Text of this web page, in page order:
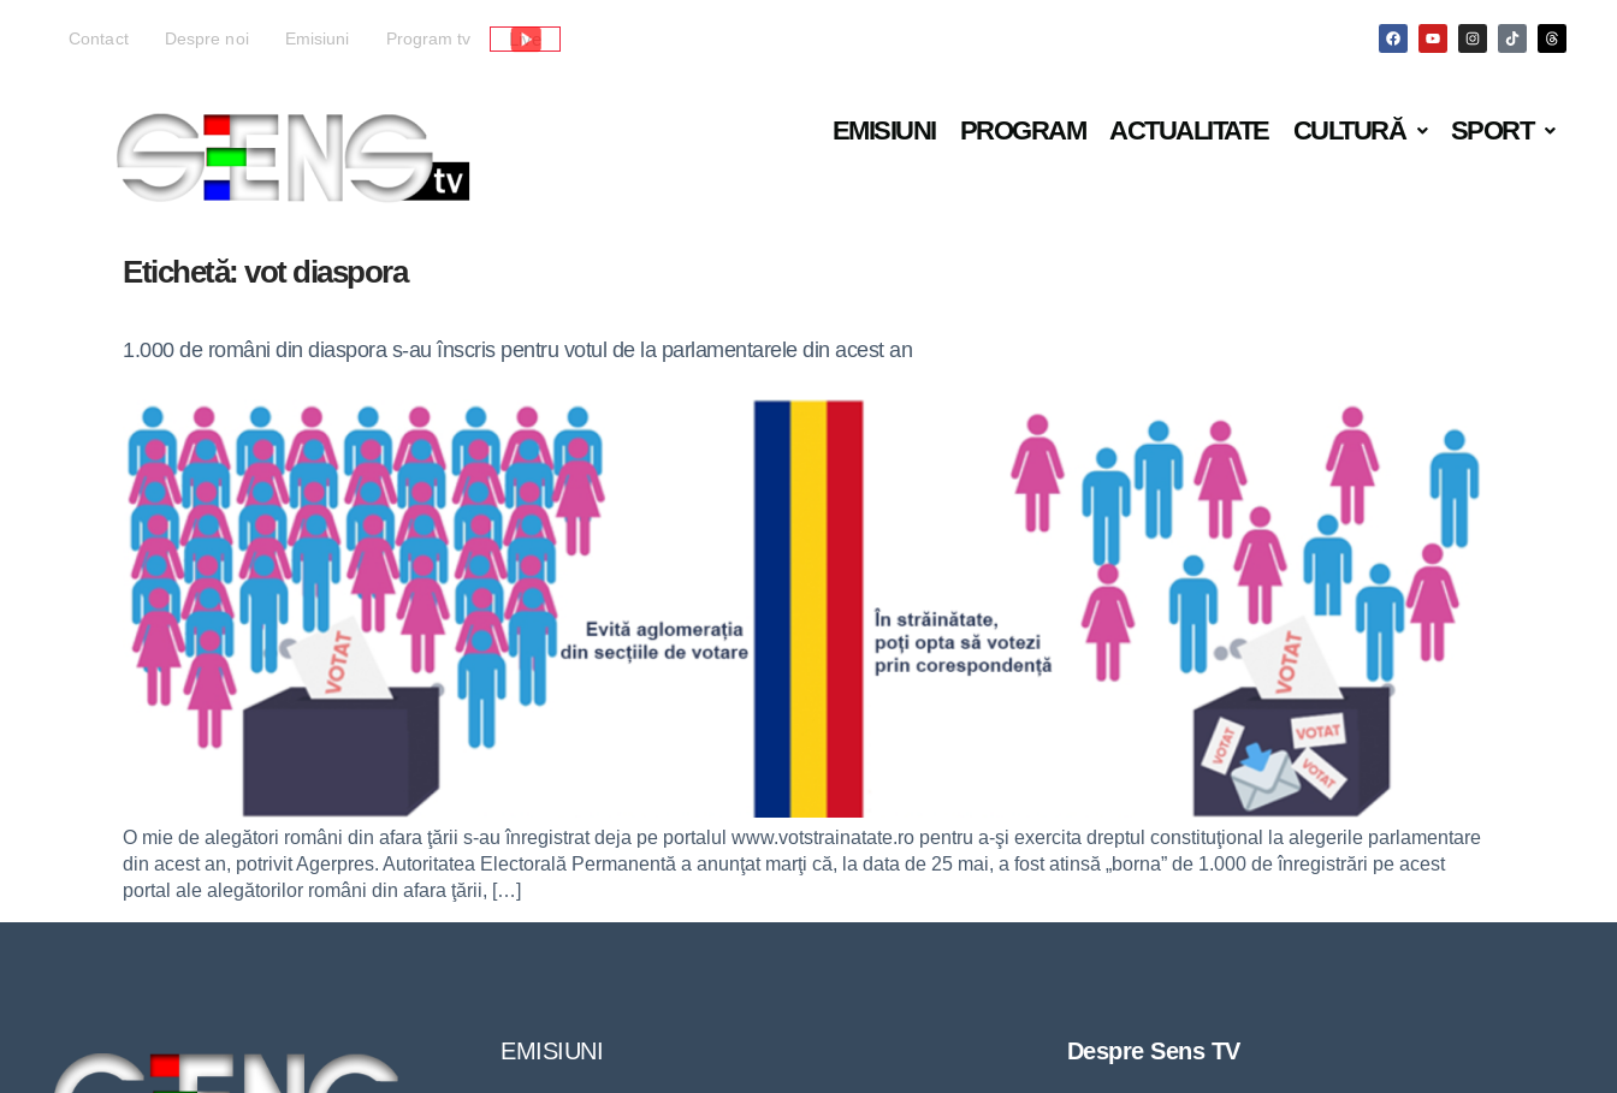
Contact Despre noi Emisiuni Program tv Live
EMISIUNI PROGRAM ACTUALITATE CULTURĂ SPORT
Etichetă: vot diaspora
1.000 de români din diaspora s-au înscris pentru votul de la parlamentarele din acest an
O mie de alegători români din afara ţării s-au înregistrat deja pe portalul www.votstrainatate.ro pentru a-şi exercita dreptul constituţional la alegerile parlamentare
din acest an, potrivit Agerpres. Autoritatea Electorală Permanentă a anunţat marţi că, la data de 25 mai, a fost atinsă „borna” de 1.000 de înregistrări pe acest
portal ale alegătorilor români din afara ţării, […]
EMISIUNI Despre Sens TV